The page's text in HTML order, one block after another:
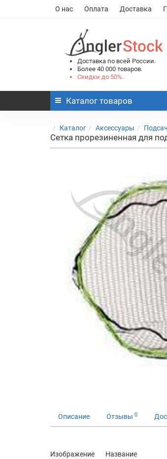
О нас Оплата Доставка
Доставка по всей России.
Более 40 000 товаров.
Скидки до 50%.
Каталог товаров
Каталог Аксессуары
Сетка прорезиненная для
Описание Отзывы 0
Изображение Название